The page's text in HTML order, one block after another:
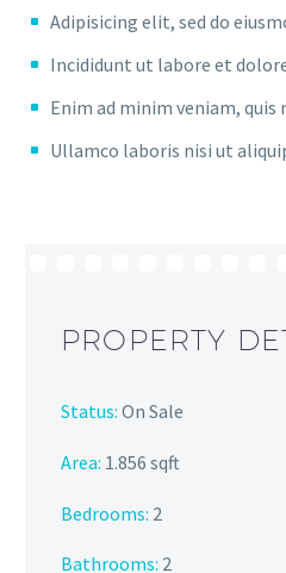
Adipisicing elit, sed do
Incididunt ut labore et
Enim ad minim veniam,
Ullamco laboris nisi ut
PROPERTY
Status: On Sale
Area: 1.856 sqft
Bedrooms: 2
Bathrooms: 2